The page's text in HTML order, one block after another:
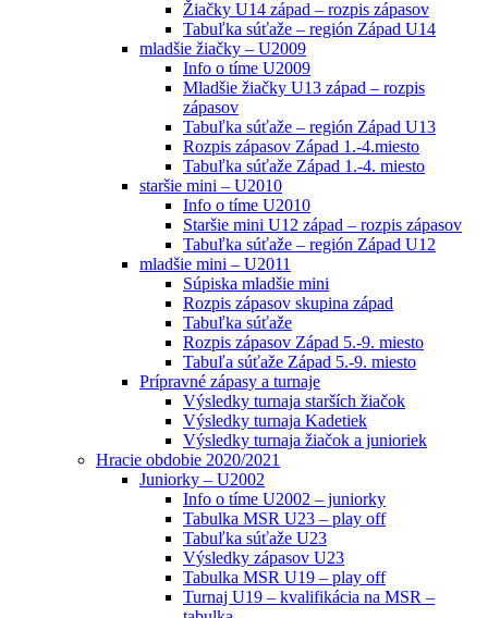
Žiačky U14 západ – rozpis zápasov
Tabuľka súťaže – región Západ U14
mladšie žiačky – U2009
Info o tíme U2009
Mladšie žiačky U13 západ – rozpis
zápasov
Tabuľka súťaže – región Západ U13
Rozpis zápasov Západ 1.-4.miesto
Tabuľka súťaže Západ 1.-4. miesto
staršie mini – U2010
Info o tíme U2010
Staršie mini U12 západ – rozpis zápasov
Tabuľka súťaže – región Západ U12
mladšie mini – U2011
Súpiska mladšie mini
Rozpis zápasov skupina západ
Tabuľka súťaže
Rozpis zápasov Západ 5.-9. miesto
Tabuľa súťaže Západ 5.-9. miesto
Prípravné zápasy a turnaje
Výsledky turnaja starších žiačok
Výsledky turnaja Kadetiek
Výsledky turnaja žiačok a junioriek
Hracie obdobie 2020/2021
Juniorky – U2002
Info o tíme U2002 – juniorky
Tabulka MSR U23 – play off
Tabuľka súťaže U23
Výsledky zápasov U23
Tabulka MSR U19 – play off
Turnaj U19 – kvalifikácia na MSR –